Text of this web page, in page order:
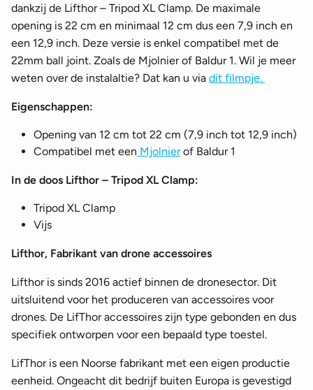
dankzij de Lifthor – Tripod XL Clamp. De maximale
opening is 22 cm en minimaal 12 cm dus een 7,9 inch en
een 12,9 inch. Deze versie is enkel compatibel met de
22mm ball joint. Zoals de Mjolnier of Baldur 1. Wil je meer
weten over de instalaltie? Dat kan u via dit filmpje.
Eigenschappen:
Opening van 12 cm tot 22 cm (7,9 inch tot 12,9 inch)
Compatibel met een Mjolnierof Baldur 1
In de doos Lifthor – Tripod XL Clamp:
Tripod XL Clamp
Vijs
Lifthor, Fabrikant van drone accessoires
Lifthor is sinds 2016 actief binnen de dronesector. Dit
uitsluitend voor het produceren van accessoires voor
drones. De LifThor accessoires zijn type gebonden en dus
specifiek ontworpen voor een bepaald type toestel.
LifThor is een Noorse fabrikant met een eigen productie
eenheid. Ongeacht dit bedrijf buiten Europa is gevestigd